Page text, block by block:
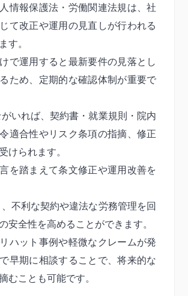
情報保護法・労働関連法規は、社
て改正や運用の見直しが行われる
す。
で運用すると最新要件の見落とし
ため、定期的な確認体制が重要で
いれば、契約書・就業規則・院内
適合性やリスク条項の指摘、修正
けられます。
を踏まえて条文修正や運用改善を
不利な契約や違法な労務管理を回
安全性を高めることができます。
ハット事例や軽微なクレームが発
早期に相談することで、将来的な
むことも可能です。